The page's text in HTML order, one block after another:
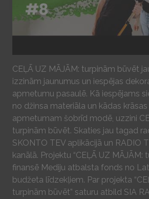
Play
CEĻĀ UZ MĀJĀM: turpinām būvēt
izzinām jaunumus un iespējas
apmetumu pasaulē. Kā iespējams
no džinsa materiāla un kādas
apmetumam šobrīd modē, uzzini
turpinām būvēt. Skaties jau tagad
SKONTO TEV aplikācijā un RADIO
kanālā. Projektu “CEĻĀ UZ MĀJĀM:
finansē Mediju atbalsta fonds no
budžeta līdzekļiem. Par projekta
turpinām būvēt” saturu atbild SIA